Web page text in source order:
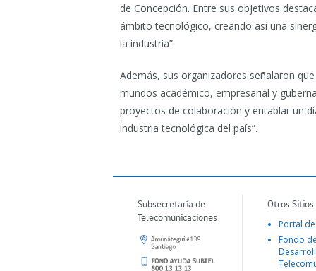
de Concepción. Entre sus objetivos
ámbito tecnológico, creando así una
la industria”.
Además, sus organizadores señalaron
mundos académico, empresarial y
proyectos de colaboración y entablar un
industria tecnológica del país”.
Subsecretaría de
Telecomunicaciones
Otros
Portal
Fondo